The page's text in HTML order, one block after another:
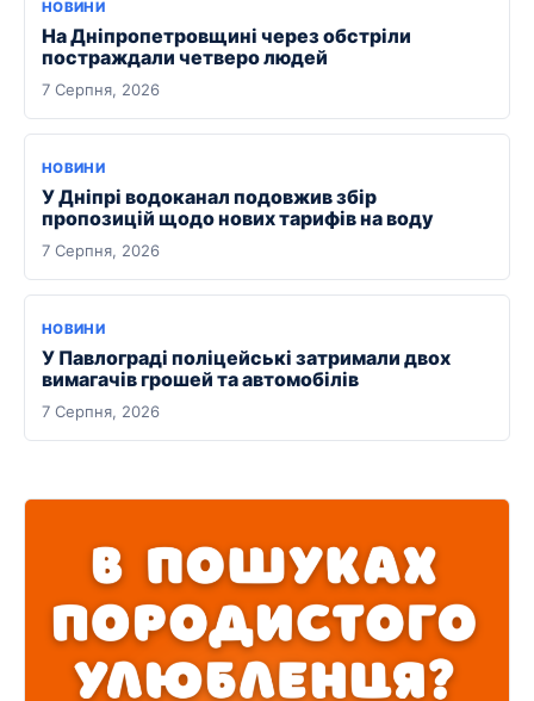
НОВИНИ
На Дніпропетровщині через обстріли
постраждали четверо людей
7 Серпня, 2026
НОВИНИ
У Дніпрі водоканал подовжив збір
пропозицій щодо нових тарифів на воду
7 Серпня, 2026
НОВИНИ
У Павлограді поліцейські затримали двох
вимагачів грошей та автомобілів
7 Серпня, 2026